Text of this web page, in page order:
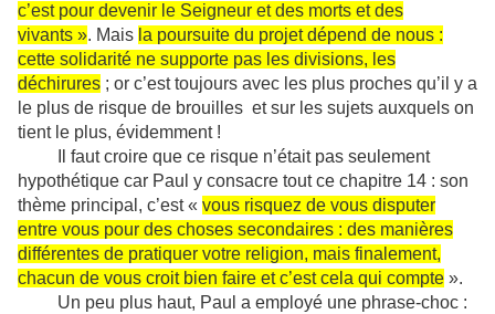
c’est pour devenir le Seigneur et des morts et des
vivants ». Mais la poursuite du projet dépend de nous :
cette solidarité ne supporte pas les divisions, les
déchirures ; or c’est toujours avec les plus proches qu’il y a
le plus de risque de brouilles et sur les sujets auxquels on
tient le plus, évidemment !
Il faut croire que ce risque n’était pas seulement
hypothétique car Paul y consacre tout ce chapitre 14 : son
thème principal, c’est « vous risquez de vous disputer
entre vous pour des choses secondaires : des manières
différentes de pratiquer votre religion, mais finalement,
chacun de vous croit bien faire et c’est cela qui compte ».
Un peu plus haut, Paul a employé une phrase-choc :